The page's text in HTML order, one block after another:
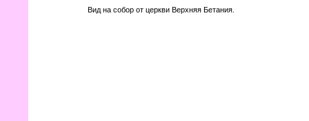
Вид на собор от церкви Верхняя Бетания.